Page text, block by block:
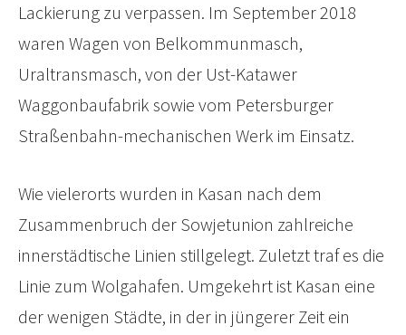
Lackierung zu verpassen. Im September 2018
waren Wagen von Belkommunmasch,
Uraltransmasch, von der Ust-Katawer
Waggonbaufabrik sowie vom Petersburger
Straßenbahn-mechanischen Werk im Einsatz.
Wie vielerorts wurden in Kasan nach dem
Zusammenbruch der Sowjetunion zahlreiche
innerstädtische Linien stillgelegt. Zuletzt traf es die
Linie zum Wolgahafen. Umgekehrt ist Kasan eine
der wenigen Städte, in der in jüngerer Zeit ein